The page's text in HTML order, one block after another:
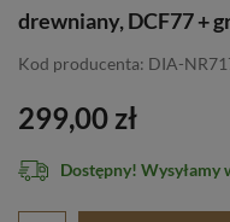
drewniany, DCF77 +
Kod producenta: DIA-
299,00 zł
Dostępny! Wysyłamy